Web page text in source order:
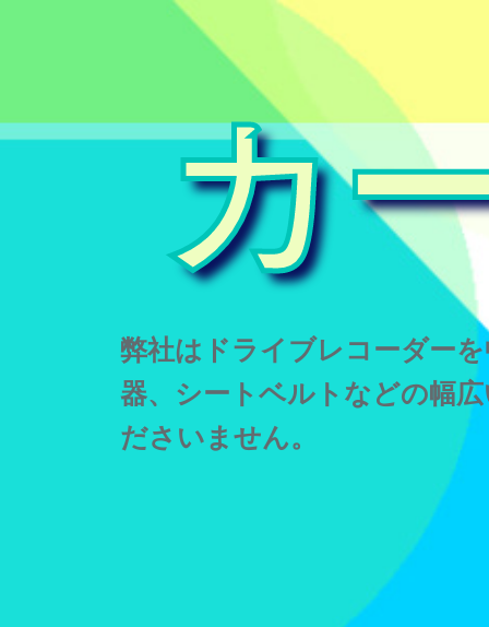
カ
弊社はドライブレコーダー
器、シートベルトなどの幅
ださいません。